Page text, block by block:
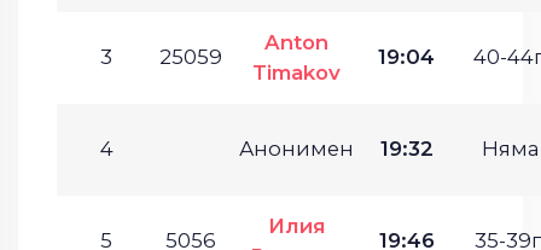
3 25059
Anton
Timakov
19:04 40-
4 Анонимен 19:32 Няма
5 5056
Илия
19:46 35-